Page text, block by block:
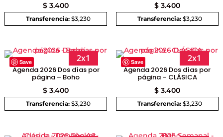
$ 3.400
Transferencia:$3,230
$3.400
Transferencia: $3,230
Save 2x1
Agenda 2026 Dos días por
página – Boho
$ 3.400
Transferencia:$3,230
Save 2x1
Agenda 2026 Dos días por
página – CLÁSICA
$3.400
Transferencia: $3,230